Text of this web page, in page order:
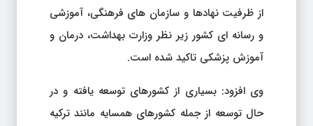
از ظرفیت نهادها و سازمان های فرهنگی، آموزشی
و رسانه ای کشور زیر نظر وزارت بهداشت، درمان و
آموزش پزشکی تاکید شده است.
وی افزود: بسیاری از کشورهای توسعه یافته و در
حال توسعه از جمله کشورهای همسایه مانند ترکیه